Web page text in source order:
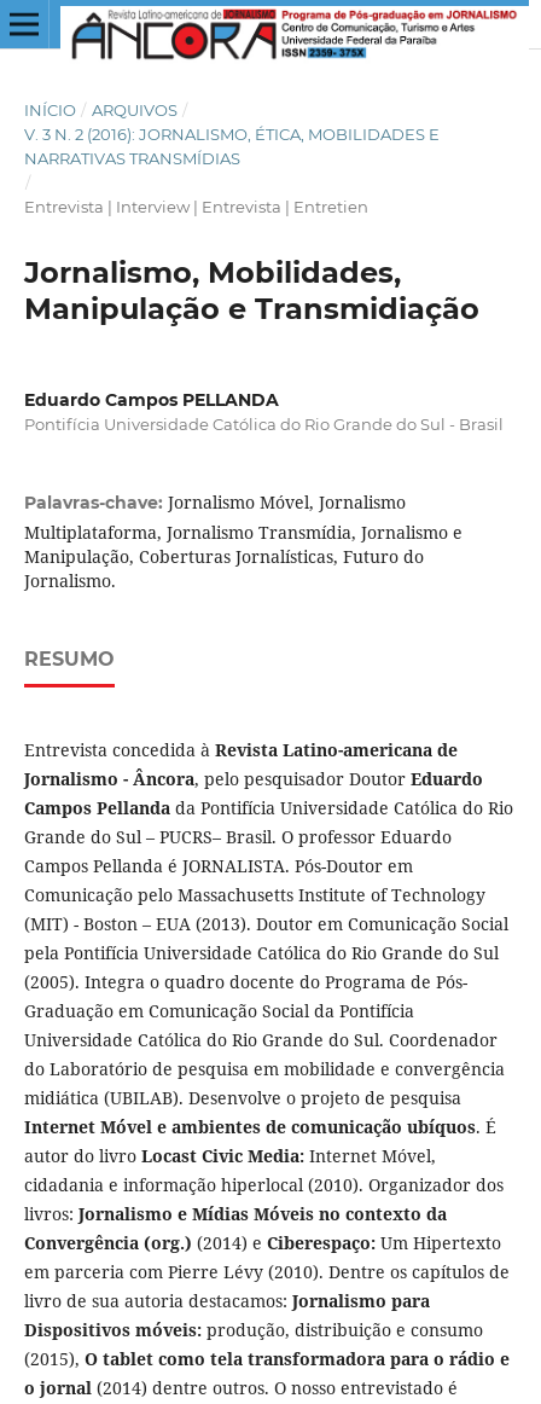
INÍCIO / ARQUIVOS /
V. 3 N. 2 (2016): JORNALISMO, ÉTICA, MOBILIDADES E
NARRATIVAS TRANSMÍDIAS
/
Entrevista | Interview | Entrevista | Entretien
Jornalismo, Mobilidades,
Manipulação e Transmidiação
Eduardo Campos PELLANDA
Pontifícia Universidade Católica do Rio Grande do Sul - Brasil
Palavras-chave: Jornalismo Móvel, Jornalismo
Multiplataforma, Jornalismo Transmídia, Jornalismo e
Manipulação, Coberturas Jornalísticas, Futuro do
Jornalismo.
RESUMO
Entrevista concedida à Revista Latino-americana de
Jornalismo - Âncora, pelo pesquisador Doutor Eduardo
Campos Pellandada Pontifícia Universidade Católica do Rio
Grande do Sul – PUCRS– Brasil. O professor Eduardo
Campos Pellanda é JORNALISTA. Pós-Doutor em
Comunicação pelo Massachusetts Institute of Technology
(MIT) - Boston – EUA (2013). Doutor em Comunicação Social
pela Pontifícia Universidade Católica do Rio Grande do Sul
(2005). Integra o quadro docente do Programa de Pós-
Graduação em Comunicação Social da Pontifícia
Universidade Católica do Rio Grande do Sul. Coordenador
do Laboratório de pesquisa em mobilidade e convergência
midiática (UBILAB). Desenvolve o projeto de pesquisa
Internet Móvel e ambientes de comunicação ubíquos. É
autor do livroLocast Civic Media: Internet Móvel,
cidadania e informação hiperlocal (2010). Organizador dos
livros: Jornalismo e Mídias Móveis no contexto da
Convergência (org.) (2014) e Ciberespaço:Um Hipertexto
em parceria com Pierre Lévy (2010). Dentre os capítulos de
livro de sua autoria destacamos: Jornalismo para
Dispositivos móveis:produção, distribuição e consumo
(2015), O tablet como tela transformadora para o rádio e
o jornal(2014) dentre outros. O nosso entrevistado é